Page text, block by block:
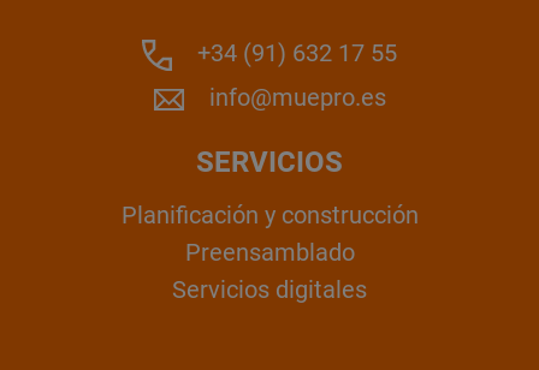
+34 (91) 632 17 55
info@muepro.es
SERVICIOS
Planificación y construcción
Preensamblado
Servicios digitales